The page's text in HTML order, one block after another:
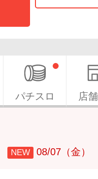
パチスロ 店
NEW 08/07（金）